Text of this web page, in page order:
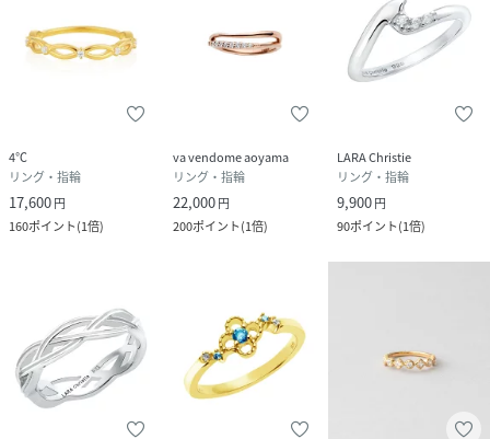
4℃
リング・指輪
17,600円
160ポイント(1倍)
va vendome aoyama
リング・指輪
22,000円
200ポイント(1倍)
LARA Christie
リング・指輪
9,900円
90ポイント(1倍)